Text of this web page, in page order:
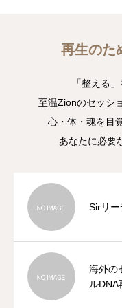
再生のた
「整える
至温Zionのセッシ
心・体・魂を目
あなたに必要
Sirリ
海外の
ル